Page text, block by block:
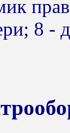
8 -